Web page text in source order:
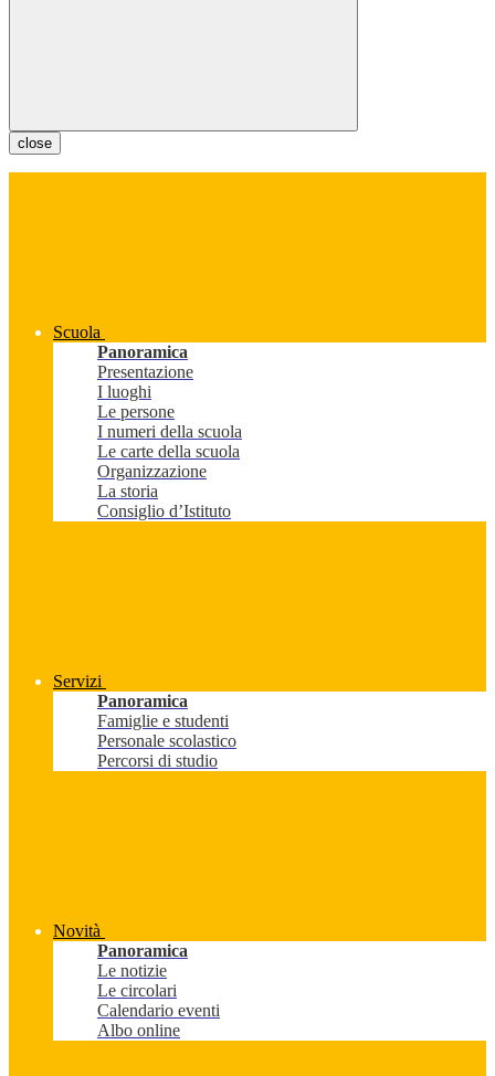
close
Scuola
Panoramica
Presentazione
I luoghi
Le persone
I numeri della scuola
Le carte della scuola
Organizzazione
La storia
Consiglio d’Istituto
Servizi
Panoramica
Famiglie e studenti
Personale scolastico
Percorsi di studio
Novità
Panoramica
Le notizie
Le circolari
Calendario eventi
Albo online